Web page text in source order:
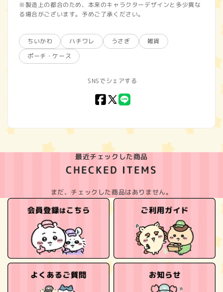
※製造上の都合のため、本来のキャラクターデザインと多少異な
る場合がございます。予めご了承ください。
ちいかわ ハチワレ うさぎ
雑貨
ポーチ・ケース
SNSでシェアする
Facebook
X
最近チェックした商品
CHECKED ITEMS
まだ、チェックした商品はありません。